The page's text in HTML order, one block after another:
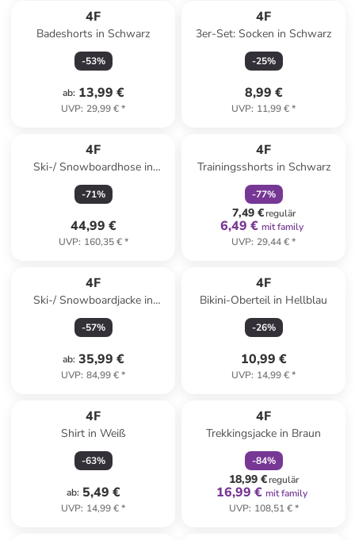
4F
Badeshorts in Schwarz
-53%
ab: 13,99 €
UVP: 29,99 €*
4F
3er-Set: Socken in Schwarz
-25%
8,99 €
UVP: 11,99 €*
4F
Ski-/ Snowboardhose in
Creme
-71%
44,99 €
UVP: 160,35 €*
4F
Trainingsshorts in Schwarz
-77%
7,49 €regulär
6,49 € mit family
UVP: 29,44 €*
4F
Ski-/ Snowboardjacke in
Dunkelblau
-57%
ab: 35,99 €
UVP: 84,99 €*
4F
Bikini-Oberteil in Hellblau
-26%
10,99 €
UVP: 14,99 €*
4F
Shirt in Weiß
-63%
ab: 5,49 €
UVP: 14,99 €*
4F
Trekkingsjacke in Braun
-84%
18,99 €regulär
16,99 € mit family
UVP: 108,51 €*